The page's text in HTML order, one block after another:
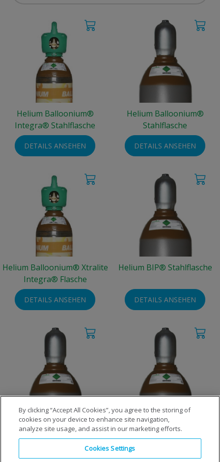
Helium Balloonium®
Integra® Stahlflasche
DETAILS ANSEHEN
Helium Balloonium®
Stahlflasche
DETAILS ANSEHEN
Helium Balloonium® Xtralite
Integra® Flasche
DETAILS ANSEHEN
Helium BIP® Stahlflasche
DETAILS ANSEHEN
Helium Premium
DETAILS ANSEHEN
Helium Technisch
DETAILS ANSEHEN
By clicking “Accept All Cookies”, you agree to the storing of
cookies on your device to enhance site navigation,
analyze site usage, and assist in our marketing efforts.
Cookies Settings